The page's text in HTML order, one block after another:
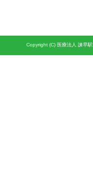
Copyright (C) 医療法人 諫早